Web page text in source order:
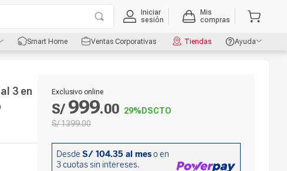
Iniciar
sesión
Mis
compras
Smart Home Ventas Corporativas Tiendas
Ayuda
3 en
Exclusivo online
S/ 999.00 29% DSCTO
S/1399.00